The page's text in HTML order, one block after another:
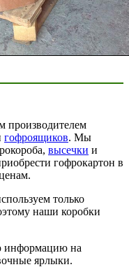
производителем
гофроящиков. Мы
высечки и
гофрокартон в
только
наши коробки
информацию на
ярлыки.